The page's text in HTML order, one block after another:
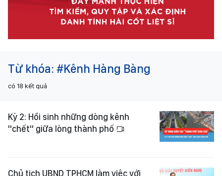
Từ khóa: #Kênh Hàng Bàng
có 18 kết quả
Kỳ 2: Hồi sinh những dòng kênh
"chết" giữa lòng thành phố
Chủ tịch UBND TPHCM làm việc với